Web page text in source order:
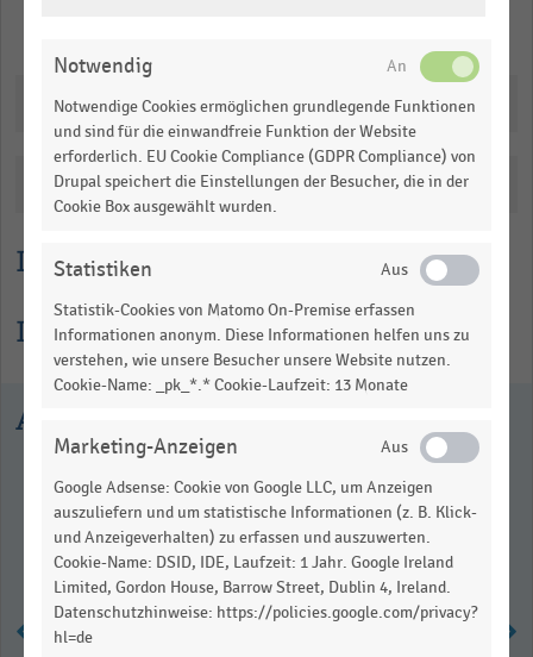
Lesehilfe
Informationen zur Statistik
Downloads
Katalogisierung
Ausgewählte Statistiken
Notwendig
Notwendige Cookies ermöglichen grundlegende Funktionen
und sind für die einwandfreie Funktion der Website
erforderlich. EU Cookie Compliance (GDPR Compliance) von
Drupal speichert die Einstellungen der Besucher, die in der
Cookie Box ausgewählt wurden.
Statistiken
Statistik-Cookies von Matomo On-Premise erfassen
Informationen anonym. Diese Informationen helfen uns zu
verstehen, wie unsere Besucher unsere Website nutzen.
Cookie-Name: _pk_*.* Cookie-Laufzeit: 13 Monate
Marketing-Anzeigen
Google Adsense: Cookie von Google LLC, um Anzeigen
auszuliefern und um statistische Informationen (z. B. Klick-
und Anzeigeverhalten) zu erfassen und auszuwerten.
Cookie-Name: DSID, IDE, Laufzeit: 1 Jahr. Google Ireland
Limited, Gordon House, Barrow Street, Dublin 4, Ireland.
Datenschutzhinweise: https://policies.google.com/privacy?
hl=de